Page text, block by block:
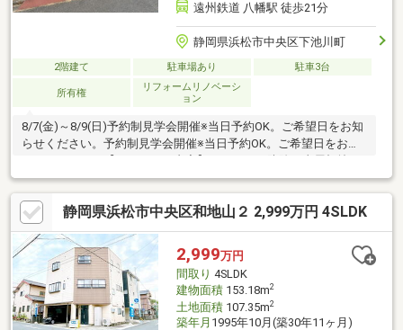
遠州鉄道 八幡駅 徒歩21分
静岡県浜松市中央区下池川町
2階建て 駐車場あり 駐車3台
所有権
リフォームリノベーシ
ョン
8/7(金)～8/9(日)予約制見学会開催※当日予約OK。ご希望日をお知
らせください。予約制見学会開催※当日予約OK。ご希望日をお知
装、外壁塗装システムキッチン交換、ユニットバス交換、トイレ
交換、洗面化粧台交換間取変更、室内ドア（一部）交換、床材上
張り、シューズボックス交換、クロス張替え【おすすめポイン
ト】・本物件は条件により住宅ローン減税が適用されます。・シ
ロアリ防除工事施工後5年間保証。・お客様に合わせたローンの組
み方や金融機関をご提案。住宅ローンが初めての方でもお気軽に
ご相談く
静岡県浜松市中央区和地山２ 2,999万円 4SLDK
2,999万円
間取り 4SLDK
建物面積153.18m2
土地面積107.35m2
築年月 1995年10月(築30年11ヶ月)